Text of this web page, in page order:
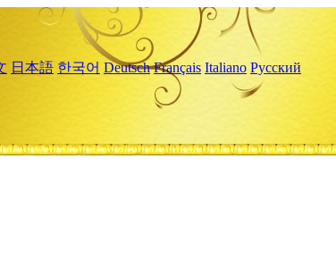
日本語 한국어 Deutsch Français Italiano Русский